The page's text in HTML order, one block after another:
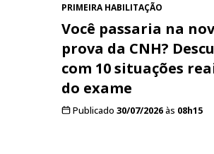
PRIMEIRA HABILITAÇÃO
Você passaria na
prova da CNH?
com 10 situações
do exame
Publicado 30/07/2026às 08h15